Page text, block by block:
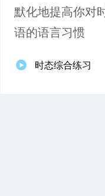
默化地提高你对
语的语言习惯
时态综合练习